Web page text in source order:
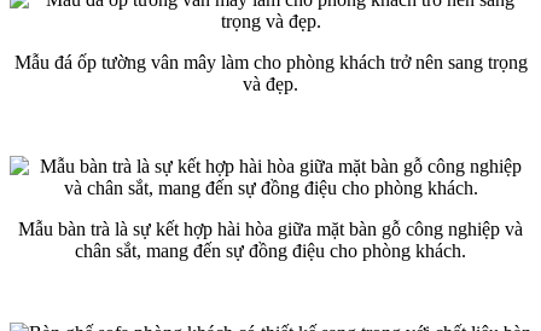
Mẫu đá ốp tường vân mây làm cho phòng khách trở nên sang trọng
và đẹp.
Mẫu bàn trà là sự kết hợp hài hòa giữa mặt bàn gỗ công nghiệp và
chân sắt, mang đến sự đồng điệu cho phòng khách.